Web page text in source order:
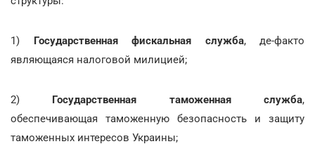
1) Государственная фискальная служба, де-факто
являющаяся налоговой милицией;
2) Государственная таможенная служба,
обеспечивающая таможенную безопасность и защиту
таможенных интересов Украины;